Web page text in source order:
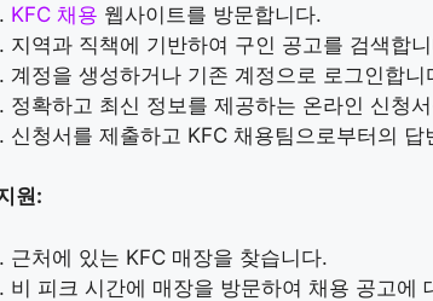
KFC 채용 웹사이트를 방문합니다.
지역과 직책에 기반하여 구인 공고를 검색합
계정을 생성하거나 기존 계정으로 로그인합니
정확하고 최신 정보를 제공하는 온라인 신청
신청서를 제출하고 KFC 채용팀으로부터의 답
원:
근처에 있는 KFC 매장을 찾습니다.
비 피크 시간에 매장을 방문하여 채용 공고에